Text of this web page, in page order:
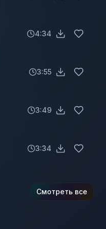
4:34
3:55
3:49
3:34
Смотреть все